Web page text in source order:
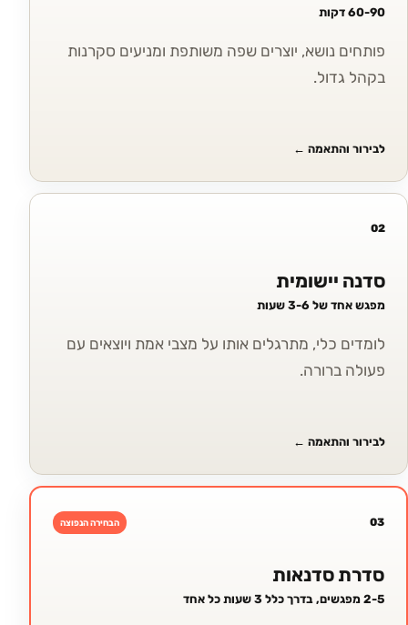
60-90 דקות
פותחים נושא, יוצרים שפה משותפת ומניעים סקרנות
בקהל גדול.
לבירור והתאמה ←
02
סדנה יישומית
מפגש אחד של 3-6 שעות
לומדים כלי, מתרגלים אותו על מצבי אמת ויוצאים עם
פעולה ברורה.
לבירור והתאמה ←
03 הבחירה הנפוצה
סדרת סדנאות
2-5 מפגשים, בדרך כלל 3 שעות כל אחד